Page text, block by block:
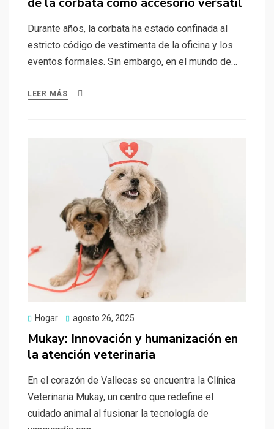
Durante años, la corbata ha estado confinada al
estricto código de vestimenta de la oficina y los
eventos formales. Sin embargo, en el mundo de…
LEER MÁS
Hogar
Publicado
agosto 26, 2025
Mukay: Innovación y humanización en
la atención veterinaria
En el corazón de Vallecas se encuentra la Clínica
Veterinaria Mukay, un centro que redefine el
cuidado animal al fusionar la tecnología de